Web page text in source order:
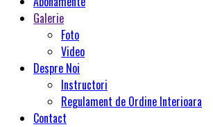
Galerie
Foto
Video
Despre Noi
Instructori
Regulament de Ordine Interioara
Contact